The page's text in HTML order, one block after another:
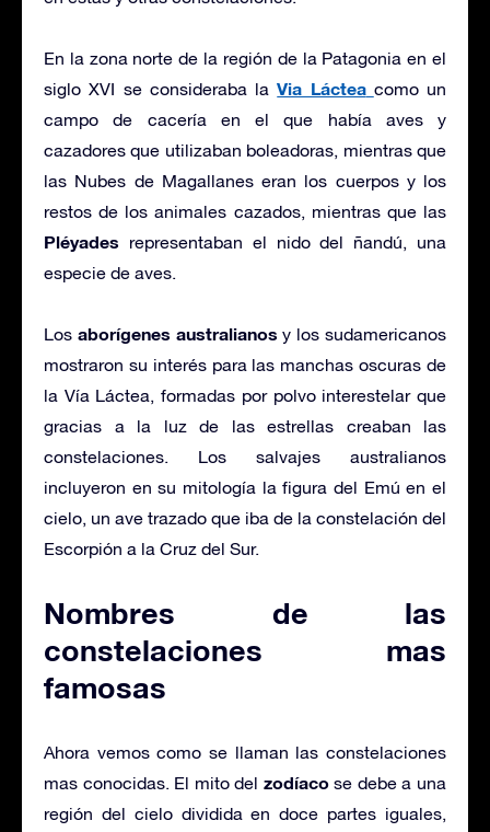
En la zona norte de la región de la Patagonia en el
siglo XVI se consideraba laVia Láctea como un
campo de cacería en el que había aves y
cazadores que utilizaban boleadoras, mientras que
las Nubes de Magallanes eran los cuerpos y los
restos de los animales cazados, mientras que las
Pléyades representaban el nido del ñandú, una
especie de aves.
Los aborígenes australianos y los sudamericanos
mostraron su interés para las manchas oscuras de
la Vía Láctea, formadas por polvo interestelar que
gracias a la luz de las estrellas creaban las
constelaciones. Los salvajes australianos
incluyeron en su mitología la figura del Emú en el
cielo, un ave trazado que iba de la constelación del
Escorpión a la Cruz del Sur.
Nombres de las
constelaciones mas
famosas
Ahora vemoscomo se llaman las constelaciones
mas conocidas. El mito del zodíacose debe a una
región del cielo dividida en doce partes iguales,